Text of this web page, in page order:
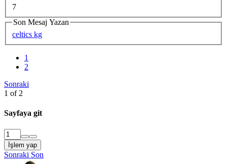
7
Son Mesaj Yazan
celtics kg
1
2
Sonraki
1 of 2
Sayfaya git
İşlem yap
Sonraki Son